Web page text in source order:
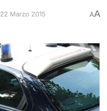
22 Marzo 2015 AA